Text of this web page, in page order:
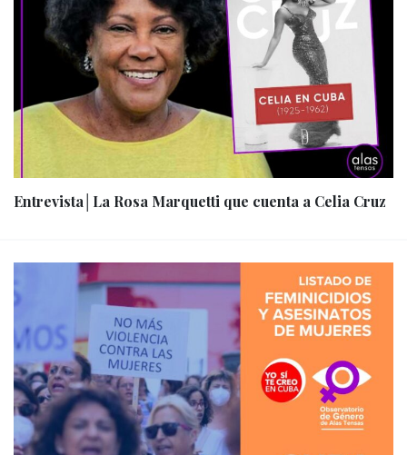
Entrevista│La Rosa Marquetti que cuenta a Celia Cruz